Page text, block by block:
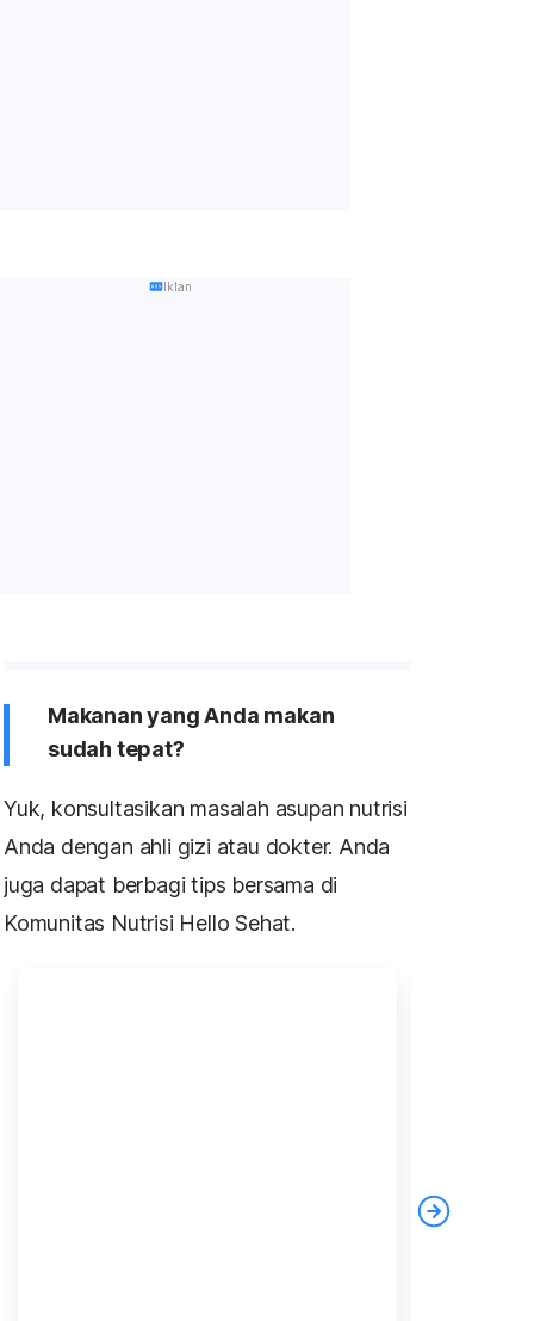
Iklan
Makanan yang Anda makan
sudah tepat?
Yuk, konsultasikan masalah asupan nutrisi
Anda dengan ahli gizi atau dokter. Anda
juga dapat berbagi tips bersama di
Komunitas Nutrisi Hello Sehat.